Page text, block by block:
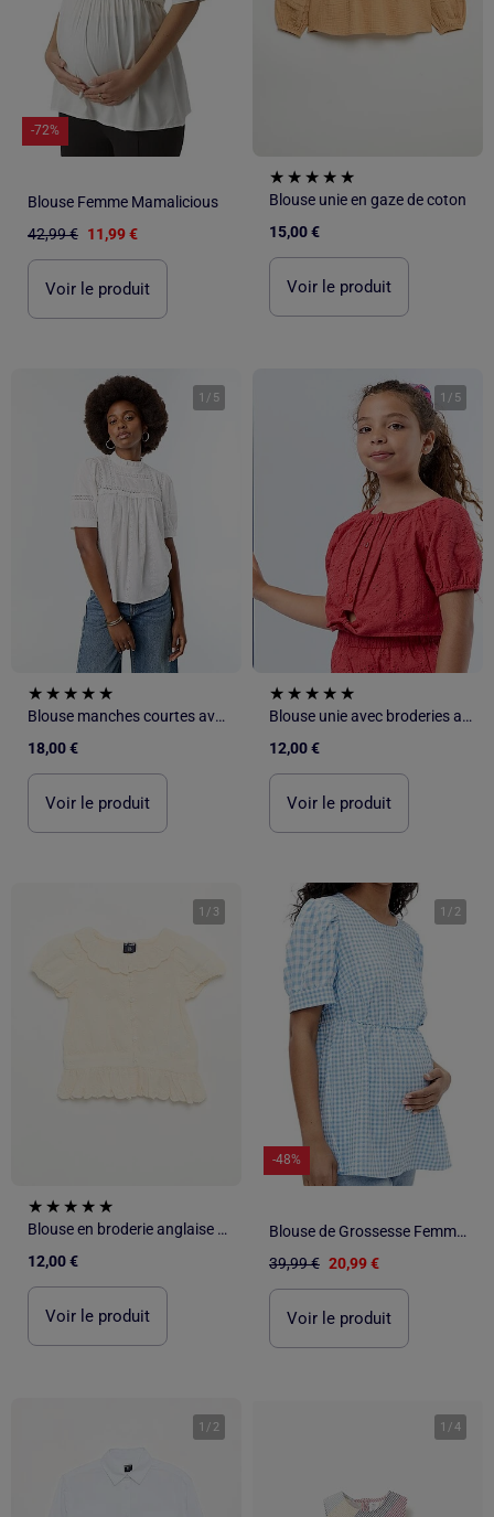
-72%
Blouse Femme Mamalicious
42,99 € 11,99 €
Voir le produit
Blouse unie en gaze de coton
15,00 €
Voir le produit
1 / 5
Blouse manches courtes avec broderies
18,00 €
Voir le produit
1 / 5
Blouse unie avec broderies anglaises
12,00 €
Voir le produit
1 / 3
Blouse en broderie anglaise manches courtes
12,00 €
Voir le produit
1 / 2
-48%
Blouse de Grossesse Femme Mamalicious
39,99 € 20,99 €
Voir le produit
1 / 2 1 /4